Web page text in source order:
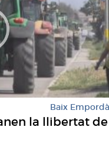
Baix Empordà
la llibertat de